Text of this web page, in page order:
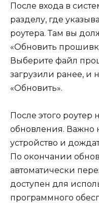
После входа в
разделу, где
роутера. Там вы
«Обновить
Выберите файл
загрузили ранее, и
«Обновить».
После этого роутер
обновления. Важно
устройство и
По окончании
автоматически
доступен для
программного